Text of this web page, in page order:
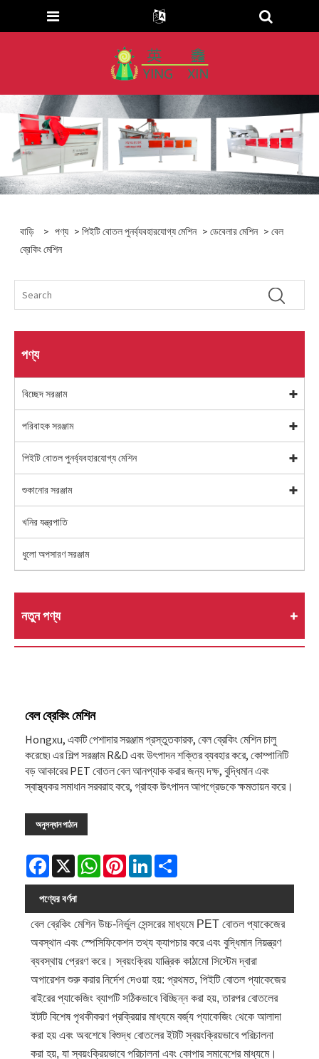
বাড়ি > পণ্য >পিইটি বোতল পুনর্ব্যবহারযোগ্য মেশিন >ডেবেলার মেশিন > বেল
ব্রেকিং মেশিন
পণ্য
বিচ্ছেদ সরঞ্জাম
পরিবাহক সরঞ্জাম
পিইটি বোতল পুনর্ব্যবহারযোগ্য মেশিন
শুকানোর সরঞ্জাম
খনির যন্ত্রপাতি
ধুলো অপসারণ সরঞ্জাম
নতুন পণ্য
বেল ব্রেকিং মেশিন
Hongxu, একটি পেশাদার সরঞ্জাম প্রস্তুতকারক, বেল ব্রেকিং মেশিন চালু
করেছে৷ এর শিল্প সরঞ্জাম R&D এবং উৎপাদন শক্তির ব্যবহার করে, কোম্পানিটি
বড় আকারের PET বোতল বেল আনপ্যাক করার জন্য দক্ষ, বুদ্ধিমান এবং
স্বাস্থ্যকর সমাধান সরবরাহ করে, গ্রাহক উৎপাদন আপগ্রেডকে ক্ষমতায়ন করে।
অনুসন্ধান পাঠান
Facebook
X WhatsAppPinterestLinkedIn
পণ্যের বর্ণনা
বেল ব্রেকিং মেশিন উচ্চ-নির্ভুল সেন্সরের মাধ্যমে PET বোতল প্যাকেজের
অবস্থান এবং স্পেসিফিকেশন তথ্য ক্যাপচার করে এবং বুদ্ধিমান নিয়ন্ত্রণ
ব্যবস্থায় প্রেরণ করে। স্বয়ংক্রিয় যান্ত্রিক কাঠামো সিস্টেম দ্বারা
অপারেশন শুরু করার নির্দেশ দেওয়া হয়: প্রথমত, পিইটি বোতল প্যাকেজের
বাইরের প্যাকেজিং ব্যাগটি সঠিকভাবে বিচ্ছিন্ন করা হয়, তারপর বোতলের
ইটটি বিশেষ পৃথকীকরণ প্রক্রিয়ার মাধ্যমে বর্জ্য প্যাকেজিং থেকে আলাদা
করা হয় এবং অবশেষে বিশুদ্ধ বোতলের ইটটি স্বয়ংক্রিয়ভাবে পরিচালনা
করা হয়, যা স্বয়ংক্রিয়ভাবে পরিচালনা এবং কোপার সমাবেশের মাধ্যমে।